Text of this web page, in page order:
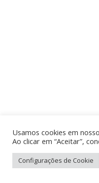
Usamos cookies em
Ao clicar em “Aceitar”,
Configurações de Cookie